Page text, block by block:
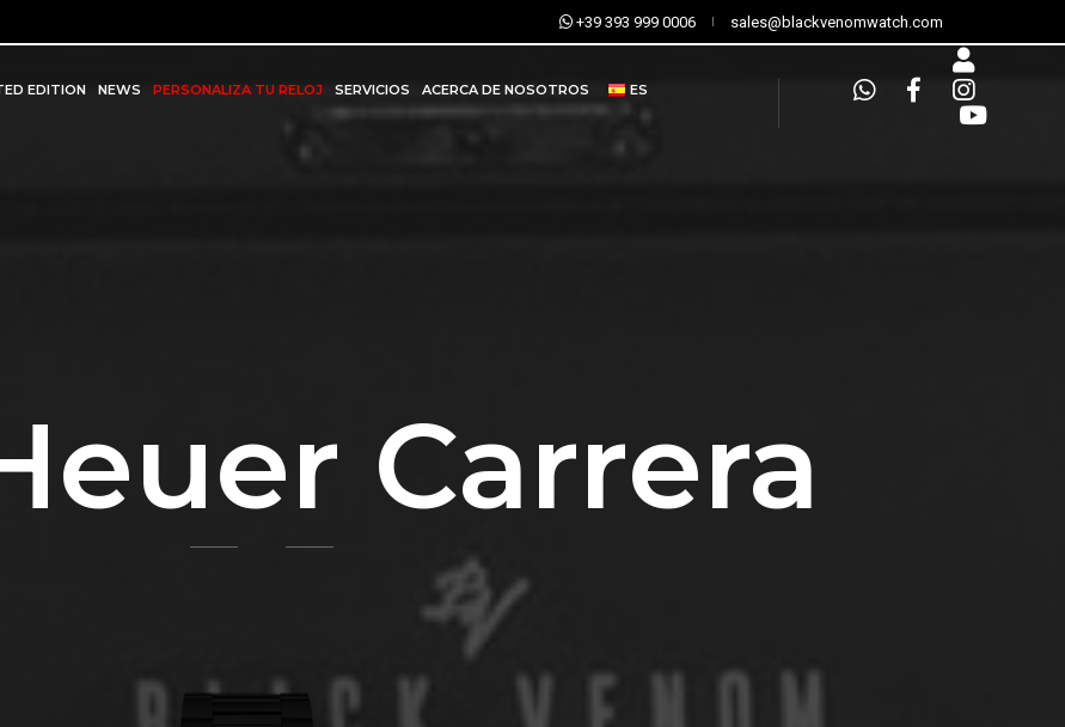
+39 393 999 0006 sales@blackvenomwatch.com
EDITION NEWS PERSONALIZA TU RELOJ SERVICIOS ACERCA DE NOSOTROS ES
Carrera